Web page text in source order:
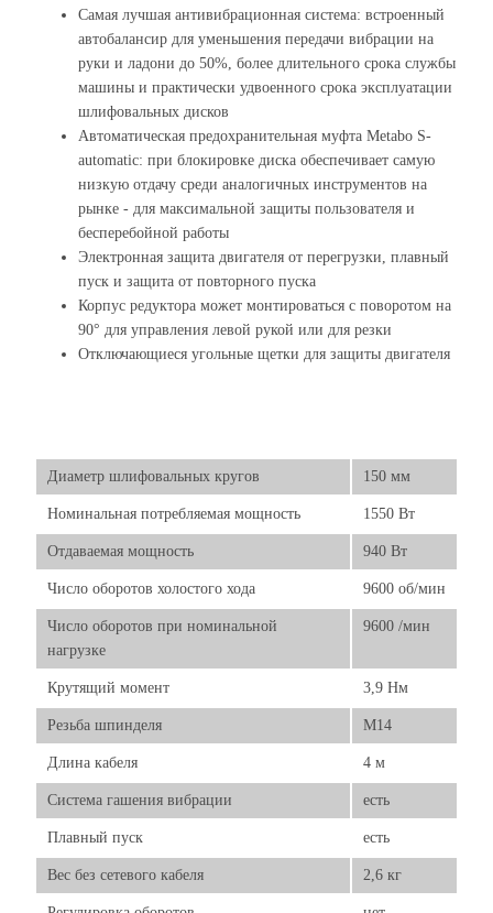
Самая лучшая антивибрационная система: встроенный
автобалансир для уменьшения передачи вибрации на
руки и ладони до 50%, более длительного срока службы
машины и практически удвоенного срока эксплуатации
шлифовальных дисков
Автоматическая предохранительная муфта Metabo S-
automatic: при блокировке диска обеспечивает самую
низкую отдачу среди аналогичных инструментов на
рынке - для максимальной защиты пользователя и
бесперебойной работы
Электронная защита двигателя от перегрузки, плавный
пуск и защита от повторного пуска
Корпус редуктора может монтироваться с поворотом на
90° для управления левой рукой или для резки
Отключающиеся угольные щетки для защиты двигателя
Диаметр шлифовальных кругов 150 мм
Номинальная потребляемая мощность 1550 Вт
Отдаваемая мощность 940 Вт
Число оборотов холостого хода 9600 об/мин
Число оборотов при номинальной
нагрузке
9600 /мин
Крутящий момент 3,9 Нм
Резьба шпинделя М14
Длина кабеля 4 м
Система гашения вибрации есть
Плавный пуск есть
Вес без сетевого кабеля 2,6 кг